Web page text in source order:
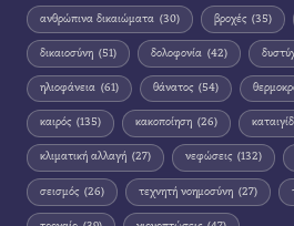
ανθρώπινα δικαιώματα (30) βροχές (35)
δικαιοσύνη (51) δολοφονία (42)
ηλιοφάνεια (61) θάνατος (54)
καιρός (135) κακοποίηση (26)
κλιματική αλλαγή (27) νεφώσεις (132)
σεισμός (26) τεχνητή νοημοσύνη (27)